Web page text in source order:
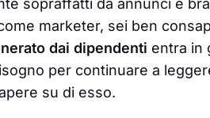
sopraffatti da annunci e
marketer, sei ben
dai dipendenti entra in
per continuare a
su di esso.